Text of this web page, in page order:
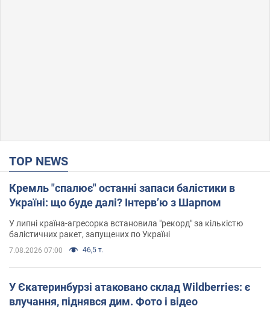
TOP NEWS
Кремль "спалює" останні запаси балістики в
Україні: що буде далі? Інтерв’ю з Шарпом
У липні країна-агресорка встановила "рекорд" за кількістю
балістичних ракет, запущених по Україні
7.08.2026 07:00 46,5 т.
У Єкатеринбурзі атаковано склад Wildberries: є
влучання, піднявся дим. Фото і відео